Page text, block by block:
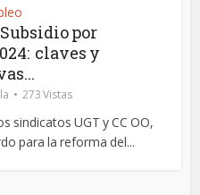
por
claves y
273 Vistas
sindicatos UGT y CC OO,
para la reforma del...